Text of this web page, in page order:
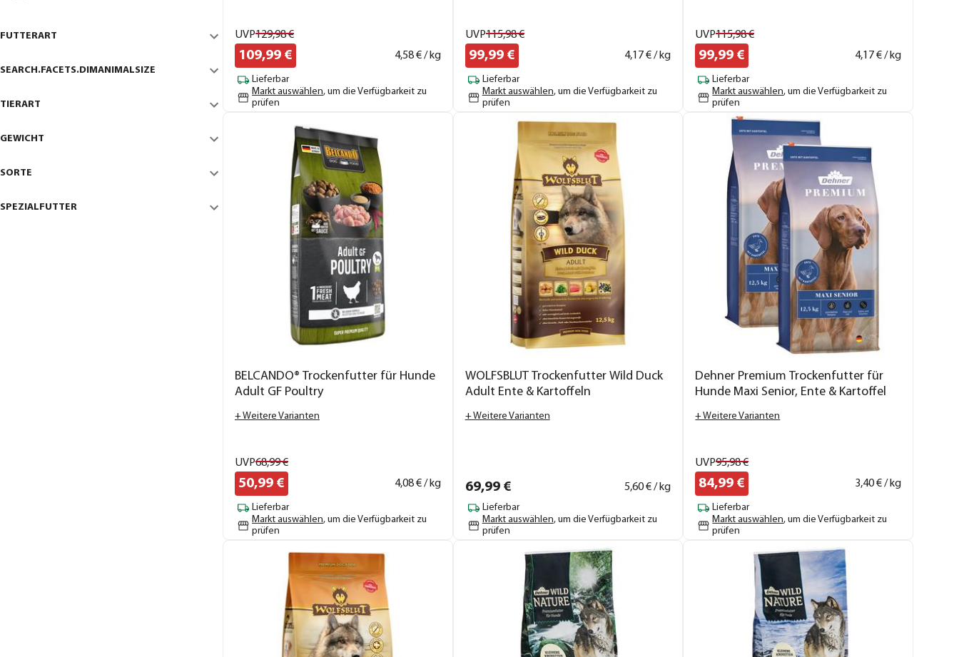
FUTTERART
SEARCH.FACETS.DIMANIMALSIZE
TIERART
GEWICHT
SORTE
SPEZIALFUTTER
UVP129,98€
109,99 € 4,58€ / kg
Lieferbar
Markt auswählen, um die Verfügbarkeit zu
prüfen
UVP115,98€
99,99€ 4,17€ / kg
Lieferbar
Markt auswählen, um die Verfügbarkeit zu
prüfen
UVP115,98€
99,99 € 4,17€ / kg
Lieferbar
Markt auswählen, um die Verfügbarkeit zu
prüfen
BELCANDO® Trockenfutter für Hunde
Adult GF Poultry
+ Weitere Varianten
UVP68,99€
50,99 € 4,08€ / kg
Lieferbar
Markt auswählen, um die Verfügbarkeit zu
prüfen
WOLFSBLUT Trockenfutter Wild Duck
Adult Ente & Kartoffeln
+ Weitere Varianten
69,99€ 5,60€ / kg
Lieferbar
Markt auswählen, um die Verfügbarkeit zu
prüfen
Dehner Premium Trockenfutter für
Hunde Maxi Senior, Ente & Kartoffel
+ Weitere Varianten
UVP95,98€
84,99 € 3,40€ / kg
Lieferbar
Markt auswählen, um die Verfügbarkeit zu
prüfen